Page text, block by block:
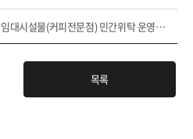
동대문답십리도서관 임대시설물(커피전문점) 민간위탁 운영자 ...
목록